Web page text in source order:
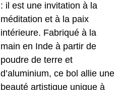
: il est une invitation à la
méditation et à la paix
intérieure. Fabriqué à la
main en Inde à partir de
poudre de terre et
d’aluminium, ce bol allie une
beauté artistique unique à